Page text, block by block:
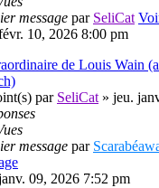
message par SeliCat
10, 2026 8:00 pm
de Louis Wain
par SeliCat» jeu.
message par
09, 2026 7:52 pm